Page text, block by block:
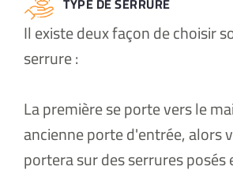
Il existe deux façon de choisir
serrure :
La première se porte vers le
ancienne porte d'entrée, alors
portera sur des serrures posés